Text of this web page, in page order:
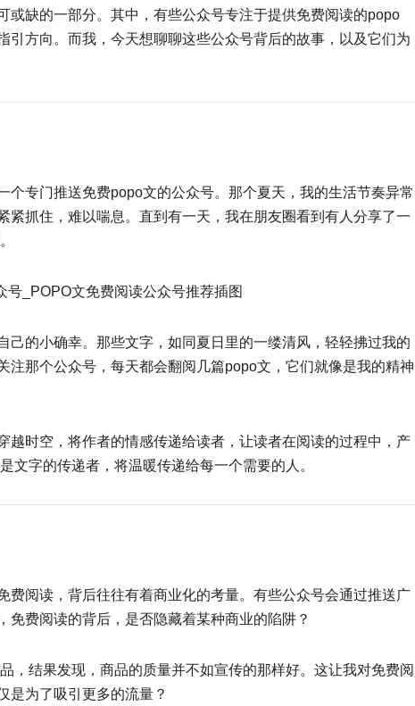
或缺的一部分。其中，有些公众号专注于提供免费阅读的popo
方向。而我，今天想聊聊这些公众号背后的故事，以及它们为
专门推送免费popo文的公众号。那个夏天，我的生活节奏异常
紧抓住，难以喘息。直到有一天，我在朋友圈看到有人分享了一
的小确幸。那些文字，如同夏日里的一缕清风，轻轻拂过我的
那个公众号，每天都会翻阅几篇popo文，它们就像是我的精神
越时空，将作者的情感传递给读者，让读者在阅读的过程中，产
文字的传递者，将温暖传递给每一个需要的人。
费阅读，背后往往有着商业化的考量。有些公众号会通过推送广
费阅读的背后，是否隐藏着某种商业的陷阱？
，结果发现，商品的质量并不如宣传的那样好。这让我对免费阅
是为了吸引更多的流量？